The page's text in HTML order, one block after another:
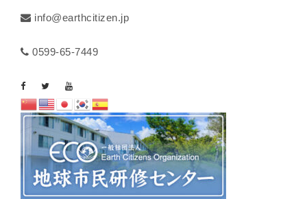
info@earthcitizen.jp
0599-65-7449